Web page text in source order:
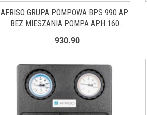
AFRISO GRUPA POMPOWA BPS 990 AP
BEZ MIESZANIA POMPA APH 160
930.90